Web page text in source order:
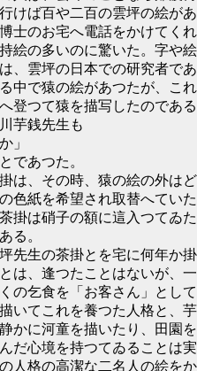
けば百や二百の雲坪の絵があ
士のお宅へ電話をかけてくれ
絵の多いのに驚いた。字や絵
、雲坪の日本での研究者であ
中で猿の絵があつたが、これ
登つて猿を描写したのである
芋銭先生も
」
であつた。
は、その時、猿の絵の外はど
色紙を希望され取替へていた
掛は硝子の額に這入つてゐた
る。
先生の茶掛とを宅に何年か掛
は、逢つたことはないが、一
の乞食を「お客さん」として
いてこれを養つた人格と、芋
かに河童を描いたり、田園を
だ心境を持つてゐることは実
人格の高潔な二名人の絵をか